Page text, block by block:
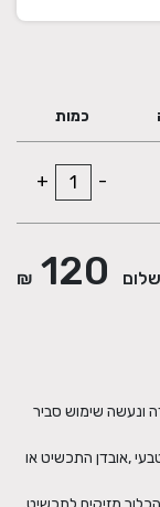
כמות
-
+
120
₪
ונעשה שימוש סביר
,אובדן התכשיט או